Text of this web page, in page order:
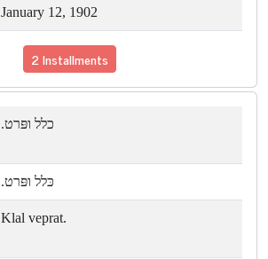
January 12, 1902
2 Installments
כלל ופּרט.
כּלל ופּרט.
Klal veprat.